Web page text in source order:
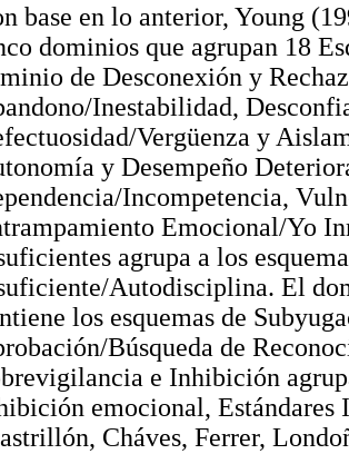
base en lo anterior, Young
dominios que agrupan 18
de Desconexión y
Inestabilidad,
Vergüenza y
y Desempeño
Incompetencia,
Emocional/Yo
agrupa a los
Autodisciplina. El
los esquemas de
Búsqueda de
e Inhibición
emocional,
Cháves, Ferrer,